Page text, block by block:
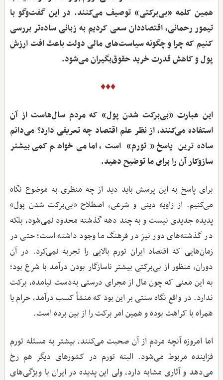
همین کلمه «بی‌برکتی» توصیف می‌کنند. در این گفت‌وگو با
تیمور رحمانی، اقتصاددان سعی کردیم به زبانی ساده‌تر بررسی
کنیم که چرا و چگونه سیاست‌های مالی دولت باعث افت ارزش
پول و کاهش قدرت خرید حقوق‌بگیران می‌شود.
♦♦♦
این عبارت «بی‌برکت شدن پول» که مردم سال‌هاست از آن
استفاده می‌کنند، از نظر علم اقتصاد چه تعریفی دارد؟ می‌دانم
ساده‌ترین پاسخ «تورم» است، اما می‌خواهم کمی بیشتر
سازوکار آن را برای ما توضیح دهید.
برای پاسخ به این پرسش باید دید از چه منظری به موضوع نگاه
می‌کنیم. از زاویه دینی و شرعی، اصطلاح «بی‌برکت شدن پول»
پدیده جدیدی نیست و به چند دهه گذشته محدود نمی‌شود، بلکه
در گذشته‌های دور نیز در فرهنگ ما وجود داشته است؛ حتی در
زمان‌هایی که اقتصاد ایران تورم بالایی را تجربه نمی‌کرد. در آن
دوران، منظور از بی‌برکتی بیشتر ناسازگار بودن درآمد با شرع بود؛
به این معنی که چون مال از مجرای درستی به‌دست نیامده، برکت
ندارد. در واقع نگاه سنتی بر این بود که منشأ کسب درآمد، حرام یا
همراه با کراهت بوده و همین امر برکت را از بین برده است.
اما امروزه آنچه مردم از آن صحبت می‌کنند، بیشتر به مسئله تورم
فزاینده مربوط می‌شود. البته تورم در کشورهای دیگر هم رخ
می‌دهد و آثاری مشابه دارد، ولی این پدیده در ایران با ویژگی‌های